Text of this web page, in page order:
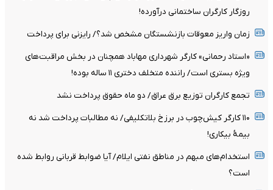
روزگار کارگران ساختمانی درآورده!
زمان واریز معوقات بازنشستگان مشخص شد؟/ رایزنی برای پرداخت
«استاد رحمانی» کارگر شهرداری مهاباد همچنان در بخش مراقبت‌های
ویژه بستری است/ راننده متخلف دختری ۱۱ ساله بوده!
تجمع کارگران توزیع برق عراق/ دو ماه حقوق پرداخت نشد
۱۱۰ کارگر کیش‌چوب در برزخ بلاتکلیفی/ نه مطالبات پرداخت شد نه
بیمۀ بیکاری!
استخدام‌های مبهم در مناطق نفتی ایلام/ آیا ضوابط قربانی روابط شده
است؟